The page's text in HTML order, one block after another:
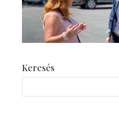
Keresés